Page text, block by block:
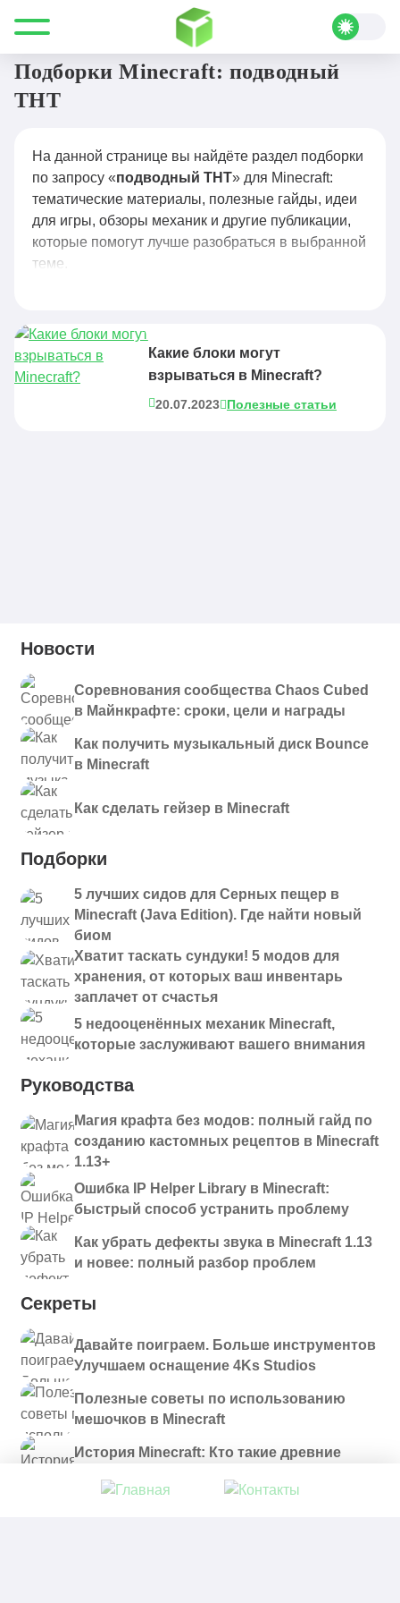
Все для Minecraft подводный ТНТ
Подборки Minecraft: подводный
ТНТ
На данной странице вы найдёте раздел подборки
по запросу «подводный ТНТ» для Minecraft:
тематические материалы, полезные гайды, идеи
для игры, обзоры механик и другие публикации,
которые помогут лучше разобраться в выбранной
теме.
Какие блоки могут
взрываться в Minecraft?
20.07.2023 Полезные статьи
Новости
Соревнования сообщества Chaos Cubed
в Майнкрафте: сроки, цели и награды
Как получить музыкальный диск Bounce
в Minecraft
Как сделать гейзер в Minecraft
Подборки
5 лучших сидов для Серных пещер в
Minecraft (Java Edition). Где найти новый
биом
Хватит таскать сундуки! 5 модов для
хранения, от которых ваш инвентарь
заплачет от счастья
5 недооценённых механик Minecraft,
которые заслуживают вашего внимания
Руководства
Магия крафта без модов: полный гайд по
созданию кастомных рецептов в Minecraft
1.13+
Ошибка IP Helper Library в Minecraft:
быстрый способ устранить проблему
Как убрать дефекты звука в Minecraft 1.13
и новее: полный разбор проблем
Секреты
Давайте поиграем. Больше инструментов
Улучшаем оснащение 4Ks Studios
Полезные советы по использованию
мешочков в Minecraft
История Minecraft: Кто такие древние